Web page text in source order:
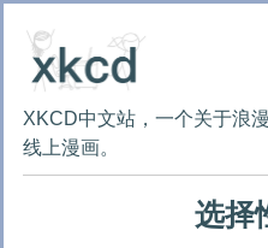
XKCD中文站，一个关于浪
线上漫画。
选择